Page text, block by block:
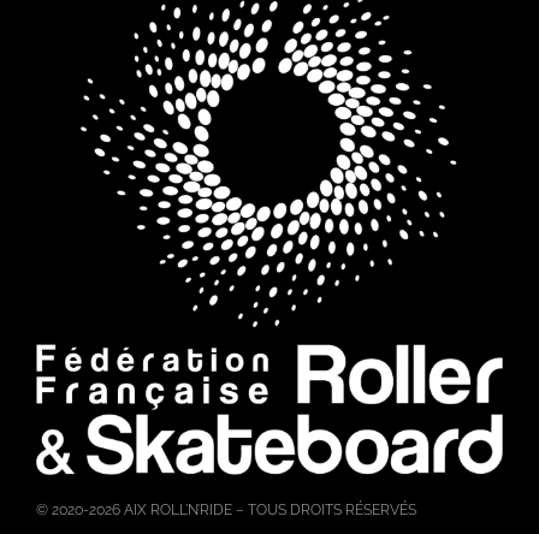
© 2020-2026 AIX ROLL’N’RIDE – TOUS DROITS RÉSERVÉS